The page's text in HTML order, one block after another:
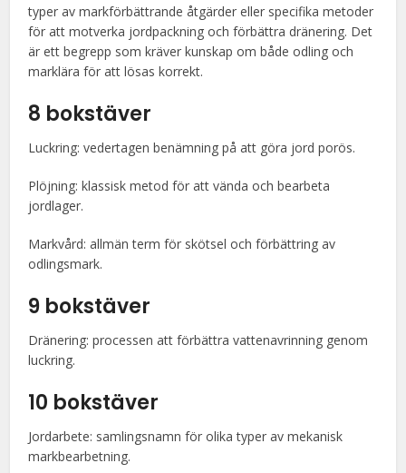
typer av markförbättrande åtgärder eller specifika metoder
för att motverka jordpackning och förbättra dränering. Det
är ett begrepp som kräver kunskap om både odling och
marklära för att lösas korrekt.
8 bokstäver
Luckring: vedertagen benämning på att göra jord porös.
Plöjning: klassisk metod för att vända och bearbeta
jordlager.
Markvård: allmän term för skötsel och förbättring av
odlingsmark.
9 bokstäver
Dränering: processen att förbättra vattenavrinning genom
luckring.
10 bokstäver
Jordarbete: samlingsnamn för olika typer av mekanisk
markbearbetning.